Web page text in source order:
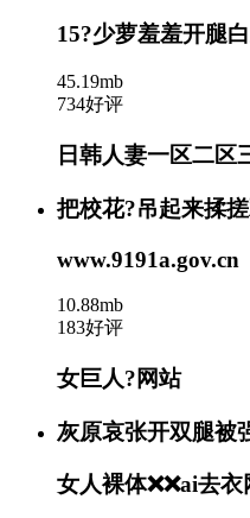
15?少萝羞羞开腿
45.19mb
734好评
日韩人妻一区二区
把校花?吊起来揉
www.9191a.gov.cn
10.88mb
183好评
女巨人?网站
灰原哀张开双腿被
女人裸体❌❌ai去衣